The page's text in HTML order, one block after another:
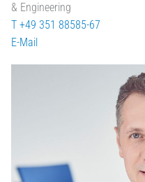
& Engineering
T +49 351 88585-67
E-Mail